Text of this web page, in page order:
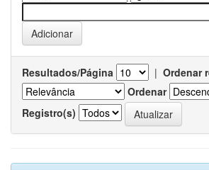
Resultados/Página | Ordenar
Ordenar
Registro(s)